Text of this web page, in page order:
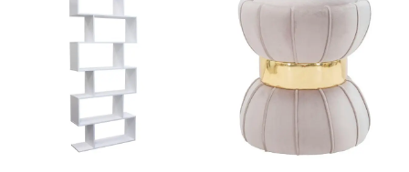
più
varianti.
opzioni
possono
essere
scelte
nella